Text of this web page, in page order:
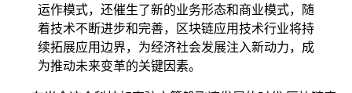
运作模式，还催生了新的业务形态和商业模式，随
着技术不断进步和完善，区块链应用技术行业将持
续拓展应用边界，为经济社会发展注入新动力，成
为推动未来变革的关键因素。